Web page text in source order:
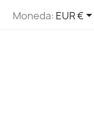
Moneda: EUR €